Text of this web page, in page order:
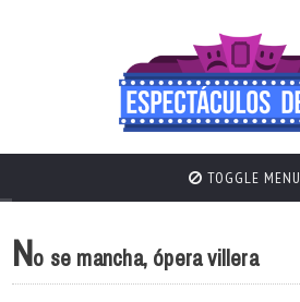
TOGGLE MENU
No se mancha, ópera villera